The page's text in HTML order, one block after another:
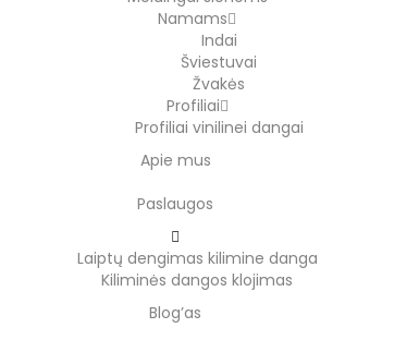
Namams
Indai
Šviestuvai
Žvakės
Profiliai
Profiliai vinilinei dangai
Apie mus
Paslaugos
Laiptų dengimas kilimine danga
Kiliminės dangos klojimas
Blog’as